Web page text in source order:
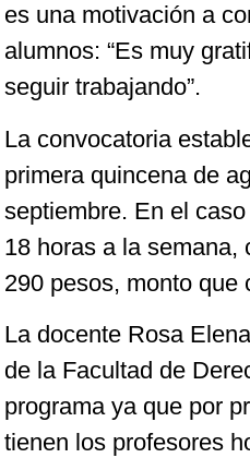
es una motivación a
alumnos: “Es muy
seguir trabajando”.
La convocatoria
primera quincena de
septiembre. En el
18 horas a la semana,
290 pesos, monto que
La docente Rosa
de la Facultad de
programa ya que por
tienen los profesores